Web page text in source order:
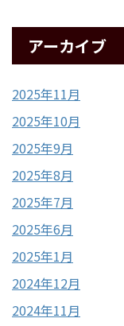
アーカイブ
2025年11月
2025年10月
2025年9月
2025年8月
2025年7月
2025年6月
2025年1月
2024年12月
2024年11月